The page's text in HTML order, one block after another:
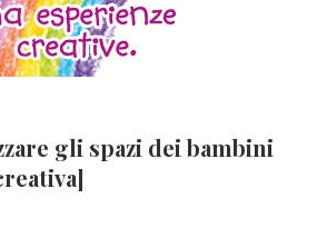
gli spazi dei bambini